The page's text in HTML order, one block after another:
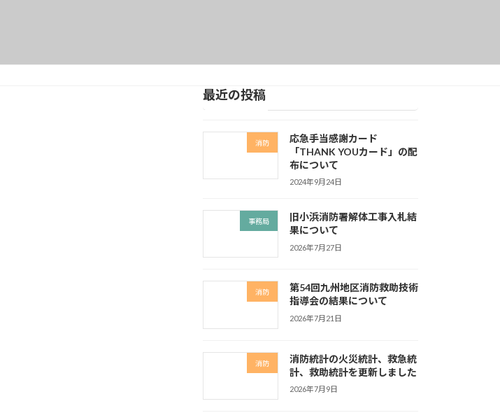
最近の投稿
消防
応急手当感謝カード
「THANK YOUカード」の配
布について
2024年9月24日
事務局
旧小浜消防署解体工事入札結
果について
2026年7月27日
消防
第54回九州地区消防救助技術
指導会の結果について
2026年7月21日
消防
消防統計の火災統計、救急統
計、救助統計を更新しました
2026年7月9日